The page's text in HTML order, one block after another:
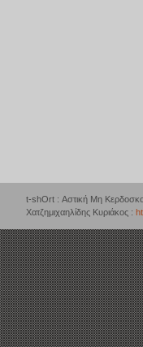
t-shOrt : Αστική Μη
Χατζημιχαηλίδης Κυριάκος :